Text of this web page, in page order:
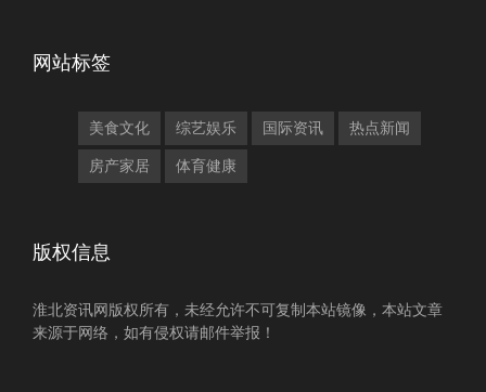
网站标签
美食文化 综艺娱乐 国际资讯 热点新闻
房产家居 体育健康
版权信息
淮北资讯网版权所有，未经允许不可复制本站镜像，本站文章
来源于网络，如有侵权请邮件举报！